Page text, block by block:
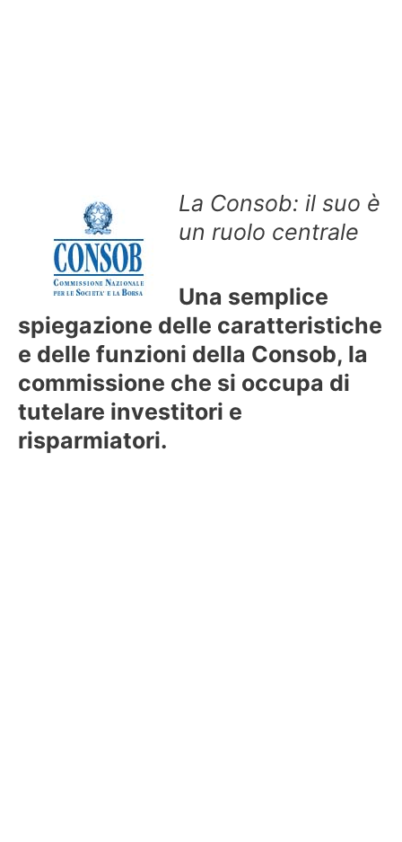
La Consob: il suo è
un ruolo centrale
Una semplice
spiegazione delle caratteristiche
e delle funzioni della Consob, la
commissione che si occupa di
tutelare investitori e
risparmiatori.